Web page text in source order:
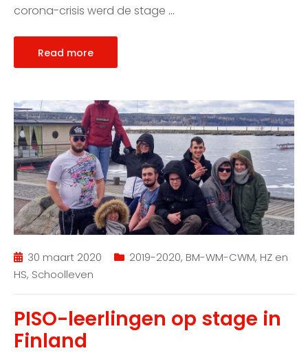
corona-crisis werd de stage …
Read more
30 maart 2020 2019-2020, BM-WM-CWM, HZ en
HS, Schoolleven
PISO-leerlingen op stage in
Finland